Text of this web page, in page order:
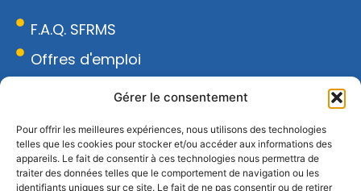
Gérer le consentement
Pour offrir les meilleures expériences, nous utilisons des technologies
telles que les cookies pour stocker et/ou accéder aux informations des
appareils. Le fait de consentir à ces technologies nous permettra de
traiter des données telles que le comportement de navigation ou les
identifiants uniques sur ce site. Le fait de ne pas consentir ou de retirer
F.A.Q. SFRMS
Offres d'emploi
Espace presse
CONTACT
18 rue Armand Moisant, 75015 Paris